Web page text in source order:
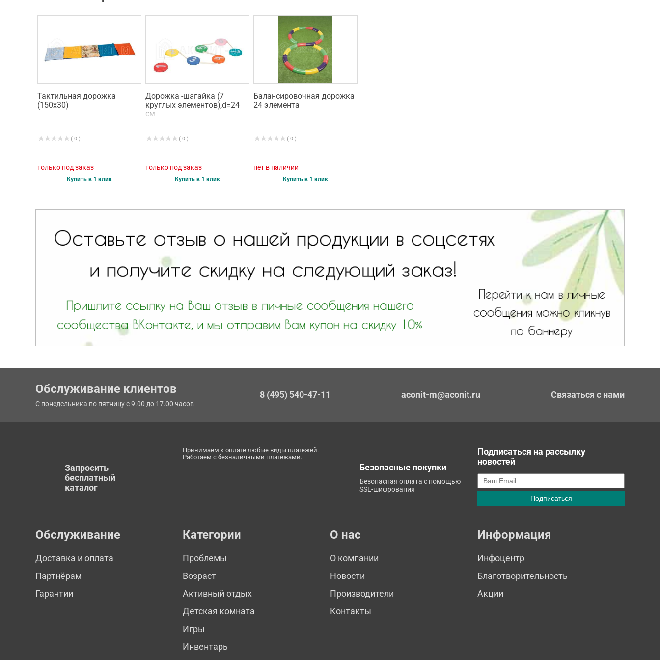
Тактильная дорожка
(150х30)
( 0 )
только под заказ
Купить в 1 клик
Дорожка -шагайка (7
круглых элементов),d=24
см
( 0 )
только под заказ
Купить в 1 клик
Балансировочная дорожка
24 элемента
( 0 )
нет в наличии
Купить в 1 клик
Обслуживание клиентов
С понедельника по пятницу с 9.00 до 17.00 часов
8 (495) 540-47-11 aconit-m@aconit.ru Связаться с нами
Запросить
бесплатный
каталог
Принимаем к оплате любые виды платежей.
Работаем с безналичными платежами.
Безопасные покупки
Безопасная оплата с помощью
SSL-шифрования
Подписаться на рассылку
новостей
Обслуживание
Доставка и оплата
Партнёрам
Гарантии
Категории
Проблемы
Возраст
Активный отдых
Детская комната
Игры
Инвентарь
О нас
О компании
Новости
Производители
Контакты
Информация
Инфоцентр
Благотворительность
Акции